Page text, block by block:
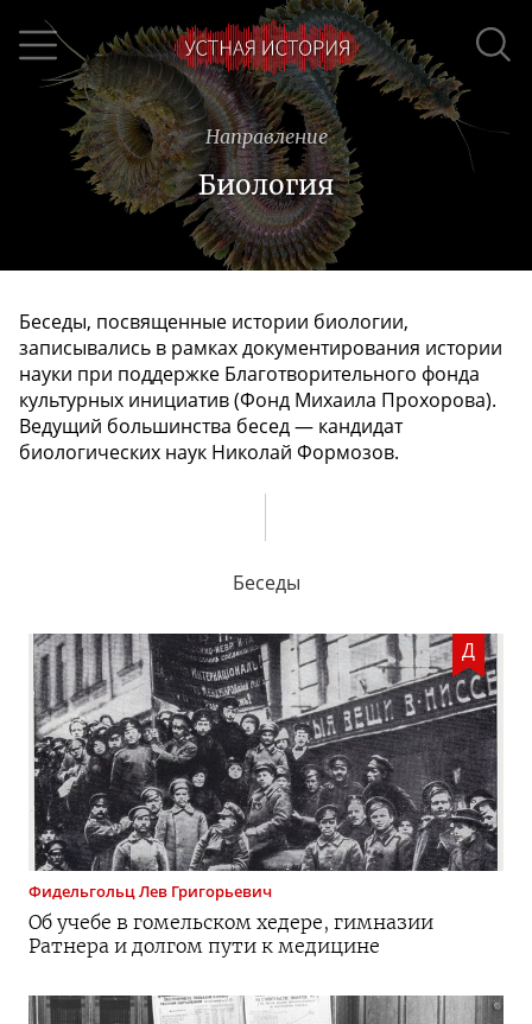
Направление
Биология
Беседы, посвященные истории биологии,
записывались в рамках документирования истории
науки при поддержке Благотворительного фонда
культурных инициатив (Фонд Михаила Прохорова).
Ведущий большинства бесед — кандидат
биологических наук Николай Формозов.
Беседы
Д
ФидельгольцЛев Григорьевич
Об учебе в гомельском хедере, гимназии
Ратнера и долгом пути к медицине